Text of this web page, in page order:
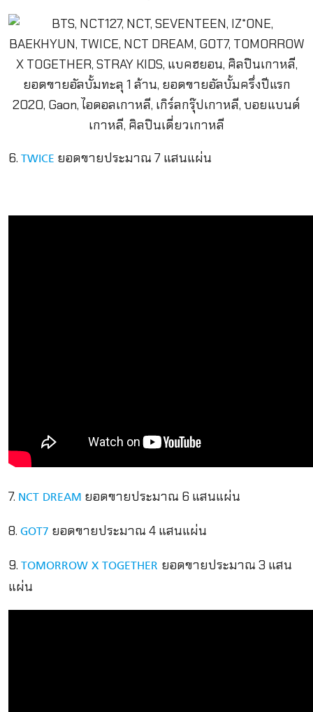
6. TWICE ยอดขายประมาณ 7 แสนแผ่น
7. NCT DREAM ยอดขายประมาณ 6 แสนแผ่น
8. GOT7 ยอดขายประมาณ 4 แสนแผ่น
9. TOMORROW X TOGETHER ยอดขายประมาณ 3 แสน
แผ่น